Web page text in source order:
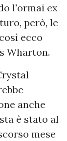
l'ormai ex
però, le
ecco
Wharton.
anche
è stato al
mese